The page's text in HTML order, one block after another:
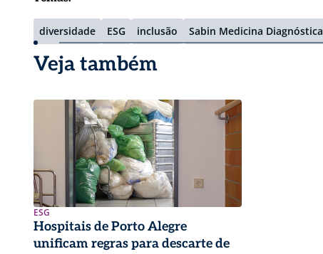
diversidade ESG inclusão Sabin Medicina Diagnóstica
Veja também
ESG
Hospitais de Porto Alegre
unificam regras para descarte de